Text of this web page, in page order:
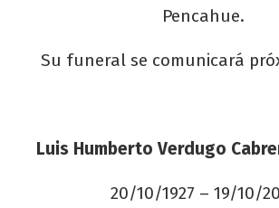
Pencahue.
Su funeral se comunicará
Luis Humberto Verdugo
20/10/1927 – 19/10/